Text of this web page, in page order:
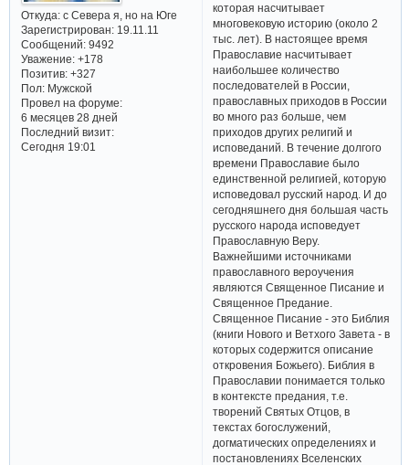
Откуда:с Севера я, но на Юге
Зарегистрирован: 19.11.11
Сообщений:9492
Уважение: +178
Позитив: +327
Пол:Мужской
Провел на форуме:
6 месяцев 28 дней
Последний визит:
Сегодня 19:01
которая насчитывает
многовековую историю (около 2
тыс. лет). В настоящее время
Православие насчитывает
наибольшее количество
последователей в России,
православных приходов в России
во много раз больше, чем
приходов других религий и
исповеданий. В течение долгого
времени Православие было
единственной религией, которую
исповедовал русский народ. И до
сегодняшнего дня большая часть
русского народа исповедует
Православную Веру.
Важнейшими источниками
православного вероучения
являются Священное Писание и
Священное Предание.
Священное Писание - это Библия
(книги Нового и Ветхого Завета - в
которых содержится описание
откровения Божьего). Библия в
Православии понимается только
в контексте предания, т.е.
творений Святых Отцов, в
текстах богослужений,
догматических определениях и
постановлениях Вселенских